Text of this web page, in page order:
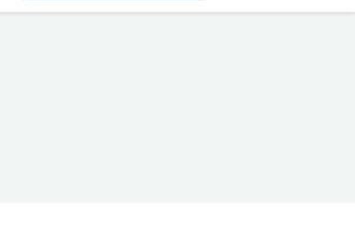
Type 2 or more characters for results.